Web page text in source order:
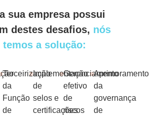
sua empresa possui
destes desafios, nós
temos a solução:
Terceirização
da
Função
de
Implementação
de
selos e
certificações
Gerenciamento
efetivo
de
riscos
Aprimoramento
da
governança
de